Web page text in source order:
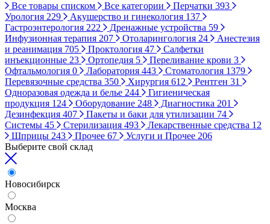
Все товары списком Все категории Перчатки 393
Урология 229 Акушерство и гинекология 137
Гастроэнтерология 222 Дренажные устройства 59
Инфузионная терапия 207 Отоларингология 24
Анестезия
и реанимация 705 Проктология 47
Салфетки
инъекционные 23 Ортопедия 5 Переливание крови 3
Офтальмология 0 Лаборатория 443 Стоматология 1379
Перевязочные средства 350 Хирургия 612 Рентген 31
Одноразовая одежда и белье 244
Гигиеническая
продукция 124 Оборудование 248 Диагностика 201
Дезинфекция 407 Пакеты и баки для утилизации 74
Системы 45 Стерилизация 493 Лекарственные средства 12
Шприцы 243 Прочее 67 Услуги и Прочее 206
Выберите свой склад
Новосибирск
Москва